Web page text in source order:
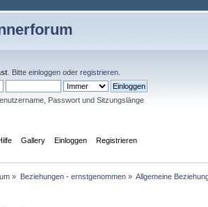
. Bitte einloggen oder registrieren
Passwort und Sitzungslänge
Gallery Einloggen Registrieren
» Beziehungen - ernstgenommen» Allgemeine